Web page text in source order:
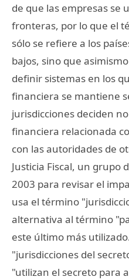
de que las empresas se
fronteras, por lo que el
sólo se refiere a los
bajos, sino que
definir sistemas en los
financiera se mantiene
jurisdicciones deciden
financiera relacionada
con las autoridades de
Justicia Fiscal, un grupo
2003 para revisar el
usa el término
alternativa al término
este último más
"jurisdicciones del
"utilizan el secreto para